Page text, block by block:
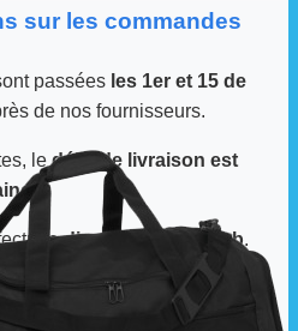
sur les commandes
passées les 1er et 15 de
de nos fournisseurs.
ledélai de livraison est
directement au club.
récupérer auprès du
du club